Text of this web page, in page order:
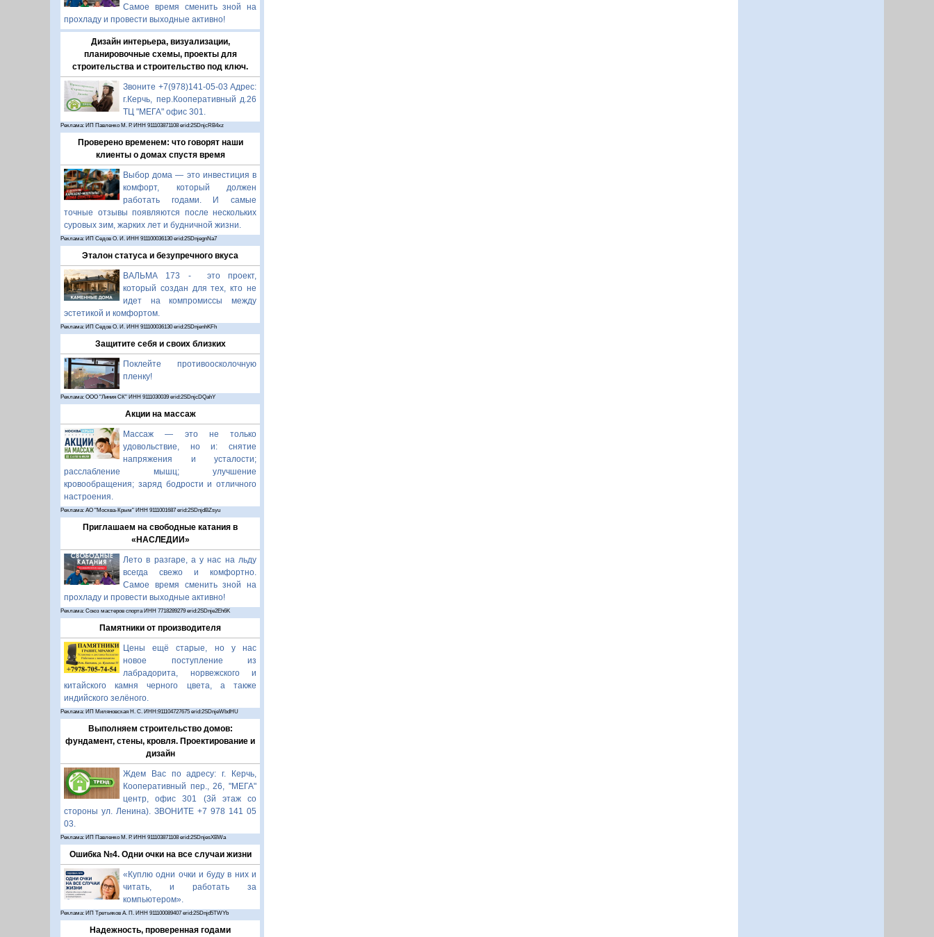
Самое время сменить зной на
прохладу и провести выходные активно!
Дизайн интерьера, визуализации,
планировочные схемы, проекты для
строительства и строительство под ключ.
Звоните +7(978)141-05-03 Адрес:
г.Керчь, пер.Кооперативный д.26
ТЦ "МЕГА" офис 301.
Реклама: ИП Павленко М. Р. ИНН 911103871108 erid:2SDnjcRB4xz
Проверено временем: что говорят наши
клиенты о домах спустя время
Выбор дома — это инвестиция в
комфорт, который должен
работать годами. И самые
точные отзывы появляются после нескольких
суровых зим, жарких лет и будничной жизни.
Реклама: ИП Седов О. И. ИНН 911100036130 erid:2SDnjegnNa7
Эталон статуса и безупречного вкуса
ВАЛЬМА 173 - это проект,
который создан для тех, кто не
идет на компромиссы между
эстетикой и комфортом.
Реклама: ИП Седов О. И. ИНН 911100036130 erid:2SDnjenhKFh
Защитите себя и своих близких
Поклейте противоосколочную
пленку!
Реклама: ООО "Линия СК" ИНН 9111030039 erid:2SDnjcDQahY
Акции на массаж
Массаж — это не только
удовольствие, но и: снятие
напряжения и усталости;
расслабление мышц; улучшение
кровообращения; заряд бодрости и отличного
настроения.
Реклама: АО "Москва-Крым" ИНН 9111001687 erid:2SDnjdBZsyu
Приглашаем на свободные катания в
«НАСЛЕДИИ»
Лето в разгаре, а у нас на льду
всегда свежо и комфортно.
Самое время сменить зной на
прохладу и провести выходные активно!
Реклама: Союз мастеров спорта ИНН 7718289279 erid:2SDnje2Eh6K
Памятники от производителя
Цены ещё старые, но у нас
новое поступление из
лабрадорита, норвежского и
китайского камня черного цвета, а также
индийского зелёного.
Реклама: ИП Миляновская Н. С. ИНН:911104727675 erid:2SDnjeWbdHU
Выполняем строительство домов:
фундамент, стены, кровля. Проектирование и
дизайн
Ждем Вас по адресу: г. Керчь,
Кооперативный пер., 26, "МЕГА"
центр, офис 301 (3й этаж со
стороны ул. Ленина). ЗВОНИТЕ +7 978 141 05
03.
Реклама: ИП Павленко М. Р. ИНН 911103871108 erid:2SDnjesXBWa
Ошибка №4. Одни очки на все случаи жизни
«Куплю одни очки и буду в них и
читать, и работать за
компьютером».
Реклама: ИП Третьяков А. П. ИНН 911100089407 erid:2SDnjd5TWYb
Надежность, проверенная годами